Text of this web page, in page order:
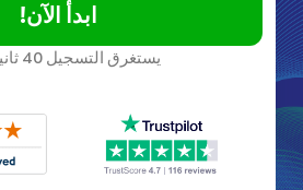
ابدأ الآن!
يستغرق التسجيل 40 ثانية فقط